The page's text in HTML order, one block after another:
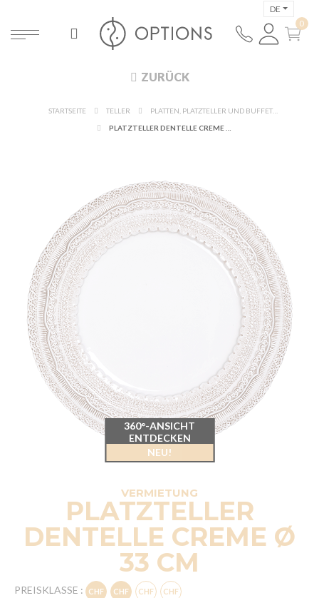
DE
ZURÜCK
STARTSEITE TELLER
PLATTEN, PLATZTELLER UND BUFFETTZUBEHÖR
VERMIETUNG
PLATZTELLER
DENTELLE CREME Ø
33 CM
PREISKLASSE :
360°-ANSICHT
ENTDECKEN
NEU!